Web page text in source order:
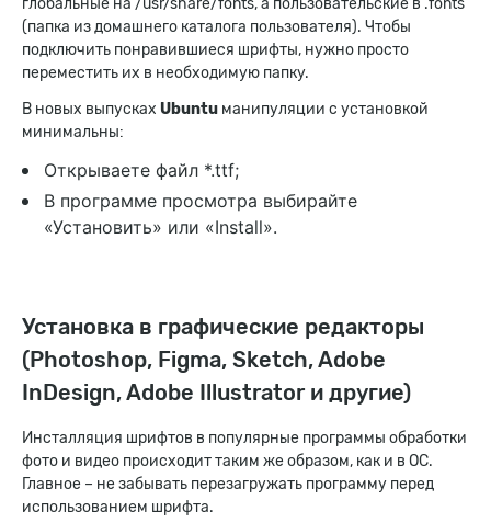
глобальные на /usr/share/fonts, а пользовательские в .fonts
(папка из домашнего каталога пользователя). Чтобы
подключить понравившиеся шрифты, нужно просто
переместить их в необходимую папку.
В новых выпусках Ubuntu манипуляции с установкой
минимальны:
Открываете файл *.ttf;
В программе просмотра выбирайте
«Установить» или «Install».
Установка в графические редакторы
(Photoshop, Figma, Sketch, Adobe
InDesign, Adobe Illustrator и другие)
Инсталляция шрифтов в популярные программы обработки
фото и видео происходит таким же образом, как и в ОС.
Главное – не забывать перезагружать программу перед
использованием шрифта.